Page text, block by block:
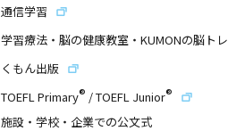
通信学習
学習療法・脳の健康教室・KUMONの脳トレ
くもん出版
TOEFL Primary® /TOEFL Junior®
施設・学校・企業での公文式